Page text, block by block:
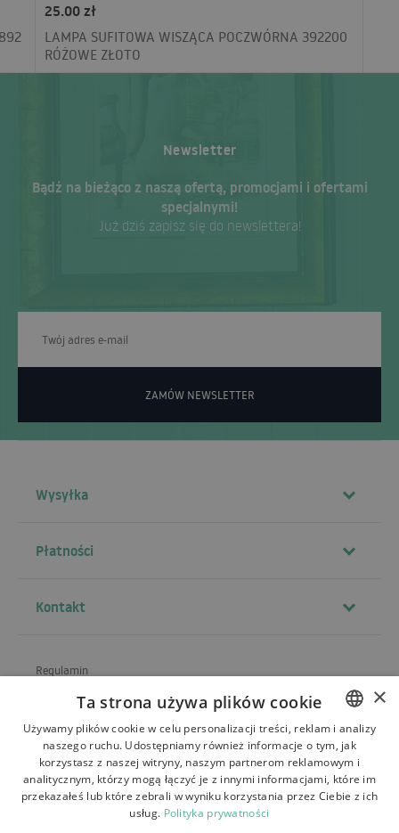
25.00 zł
LAMPA SUFITOWA WISZĄCA POCZWÓRNA 392200
RÓŻOWE ZŁOTO
Newsletter
Bądź na bieżąco z naszą ofertą, promocjami i ofertami
specjalnymi!
Już dziś zapisz się do newslettera!
ZAMÓW NEWSLETTER
Wysyłka
Płatności
Kontakt
Regulamin
Wysyłka
Zwroty i reklamacje
POLISH
BULGARIAN
×
Ta strona używa plików cookie
Używamy plików cookie w celu personalizacji treści, reklam i analizy
naszego ruchu. Udostępniamy również informacje o tym, jak
korzystasz z naszej witryny, naszym partnerom reklamowym i
analitycznym, którzy mogą łączyć je z innymi informacjami, które im
przekazałeś lub które zebrali w wyniku korzystania przez Ciebie z ich
usług. Polityka prywatności